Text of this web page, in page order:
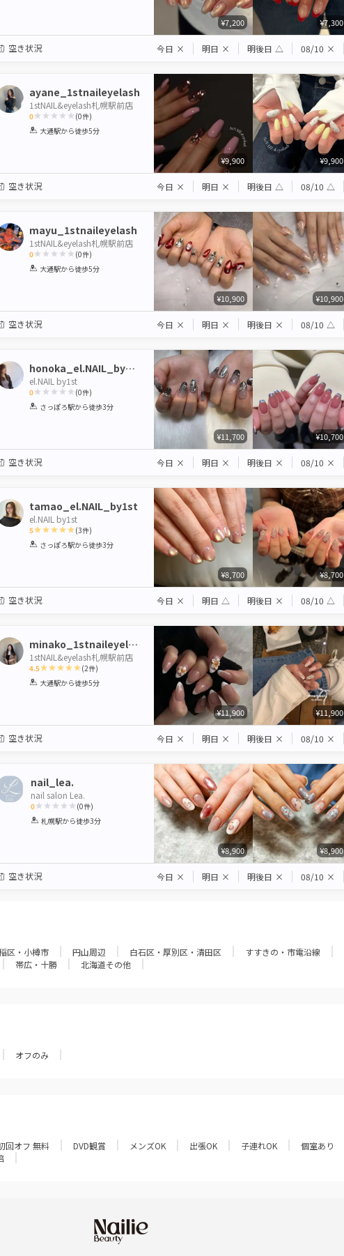
¥7,200 ¥7,300
空き状況 今日 × 明日 × 明後日 △ 08/10 ×
ayane_1stnaileyelash
1stNAIL&eyelash札幌駅前店
0
1 2 3 4 5
(0件)
大通駅から徒歩5分
¥9,900 ¥9,900
空き状況 今日 × 明日 × 明後日 △ 08/10 △
mayu_1stnaileyelash
1stNAIL&eyelash札幌駅前店
0
1 2 3 4 5
(0件)
大通駅から徒歩5分
¥10,900 ¥10,900
空き状況 今日 × 明日 × 明後日 × 08/10 △
honoka_el.NAIL_by1st
el.NAIL by1st
0
1 2 3 4 5
(0件)
さっぽろ駅から徒歩3分
¥11,700 ¥10,700
空き状況 今日 × 明日 × 明後日 × 08/10 ×
tamao_el.NAIL_by1st
el.NAIL by1st
5
1 2 3 4 5
(3件)
さっぽろ駅から徒歩3分
¥8,700 ¥8,700
空き状況 今日 × 明日 △ 明後日 × 08/10 △
minako_1stnaileyelash
1stNAIL&eyelash札幌駅前店
4.5
1 2 3 4 5
(2件)
大通駅から徒歩5分
¥11,900 ¥11,900
空き状況 今日 × 明日 × 明後日 × 08/10 ×
nail_lea.
nail salon Lea.
0
1 2 3 4 5
(0件)
札幌駅から徒歩3分
¥8,900 ¥8,900
空き状況 今日 × 明日 × 明後日 × 08/10 ×
区・小樽市 円山周辺 白石区・厚別区・清田区 すすきの・市電沿線
帯広・十勝 北海道その他
オフのみ
回オフ 無料 DVD観賞 メンズOK 出張OK 子連れOK 個室あり